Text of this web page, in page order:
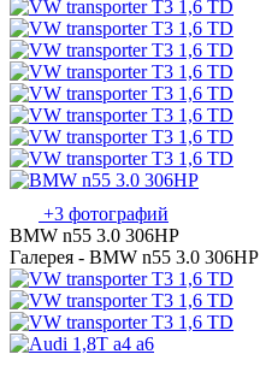
+3 фотографий
BMW n55 3.0 306HP
Галерея - BMW n55 3.0 306HP